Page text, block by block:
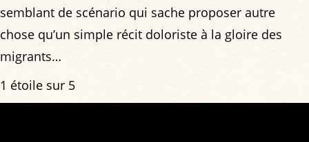
semblant de scénario qui sache proposer autre
chose qu’un simple récit doloriste à la gloire des
migrants…
1 étoile sur 5